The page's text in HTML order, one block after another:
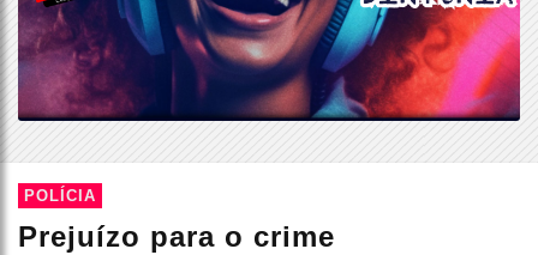
POLÍCIA
Prejuízo para o crime